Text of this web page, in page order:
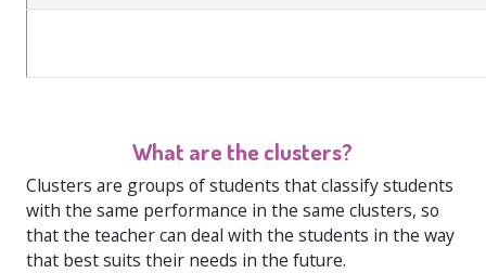
What are the clusters?
Clusters are groups of students that classify students
with the same performance in the same clusters, so
that the teacher can deal with the students in the way
that best suits their needs in the future.